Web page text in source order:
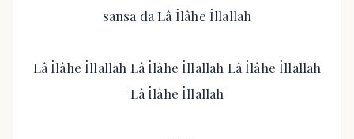
sansa da Lâ İlâhe İllallah
Lâ İlâhe İllallah Lâ İlâhe İllallah Lâ İlâhe İllallah
Lâ İlâhe İllallah